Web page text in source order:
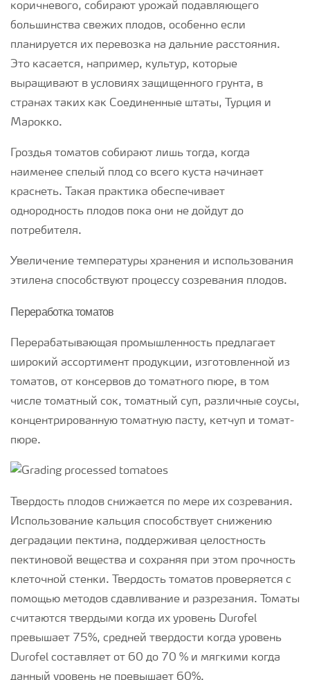
коричневого, собирают урожай подавляющего
большинства свежих плодов, особенно если
планируется их перевозка на дальние расстояния.
Это касается, например, культур, которые
выращивают в условиях защищенного грунта, в
странах таких как Соединенные штаты, Турция и
Марокко.
Гроздья томатов собирают лишь тогда, когда
наименее спелый плод со всего куста начинает
краснеть. Такая практика обеспечивает
однородность плодов пока они не дойдут до
потребителя.
Увеличение температуры хранения и использования
этилена способствуют процессу созревания плодов.
Переработка томатов
Перерабатывающая промышленность предлагает
широкий ассортимент продукции, изготовленной из
томатов, от консервов до томатного пюре, в том
числе томатный сок, томатный суп, различные соусы,
концентрированную томатную пасту, кетчуп и томат-
пюре.
Твердость плодов снижается по мере их созревания.
Использование кальция способствует снижению
деградации пектина, поддерживая целостность
пектиновой вещества и сохраняя при этом прочность
клеточной стенки. Твердость томатов проверяется с
помощью методов сдавливание и разрезания. Томаты
считаются твердыми когда их уровень Durofel
превышает 75%, средней твердости когда уровень
Durofel составляет от 60 до 70 % и мягкими когда
данный уровень не превышает 60%.